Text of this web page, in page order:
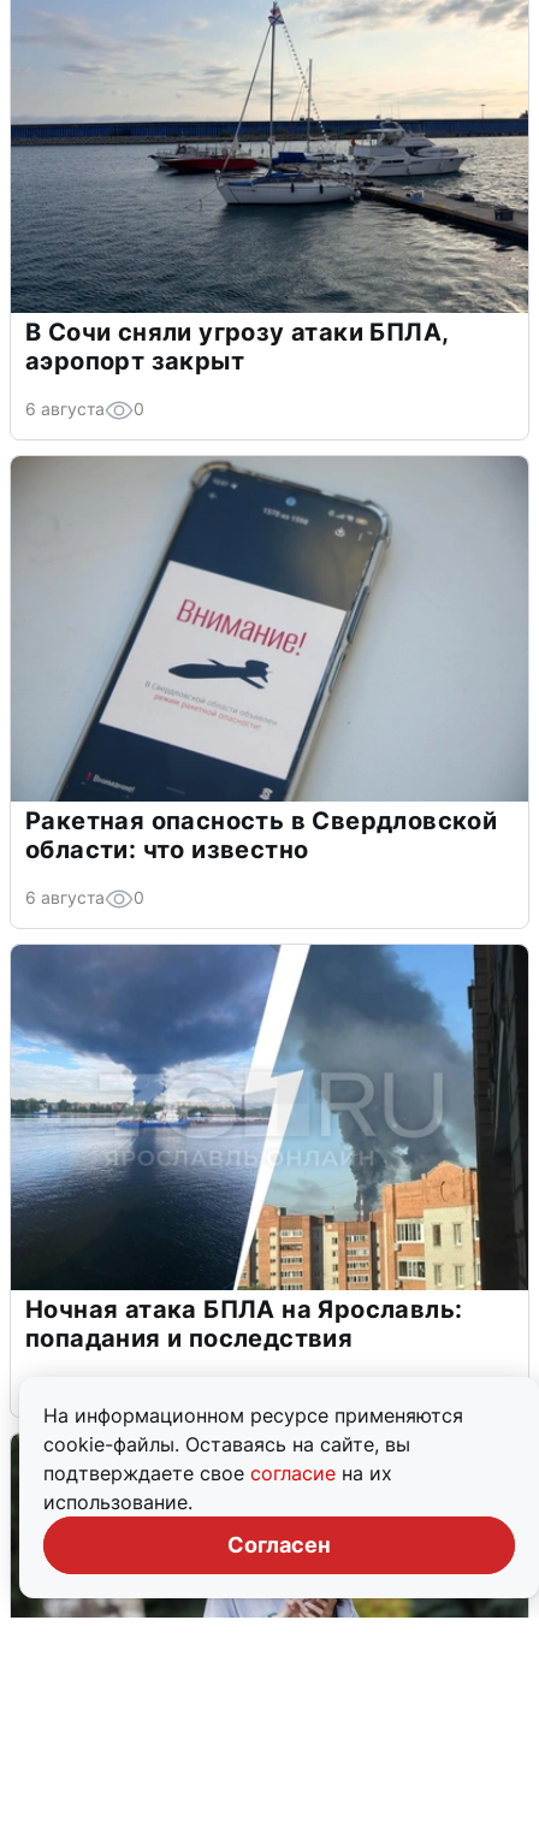
На информационном ресурсе применяются
cookie-файлы. Оставаясь на сайте, вы
подтверждаете свое согласие на их
использование.
Согласен
В Сочи сняли угрозу атаки БПЛА,
аэропорт закрыт
6 августа 0
Ракетная опасность в Свердловской
области: что известно
6 августа 0
Ночная атака БПЛА на Ярославль:
попадания и последствия